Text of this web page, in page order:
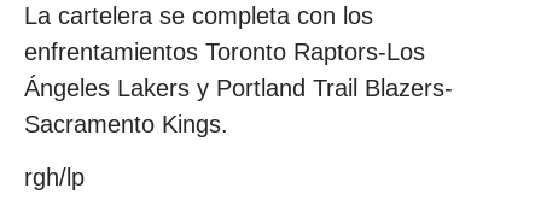
La cartelera se completa con los
enfrentamientos Toronto Raptors-Los
Ángeles Lakers y Portland Trail Blazers-
Sacramento Kings.
rgh/lp